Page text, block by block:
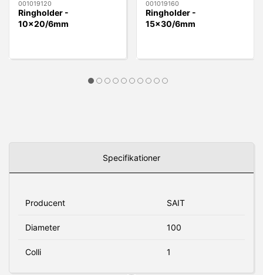
001019120
Ringholder -
10x20/6mm
001019160
Ringholder -
15x30/6mm
Specifikationer
Producent SAIT
Diameter 100
Colli 1